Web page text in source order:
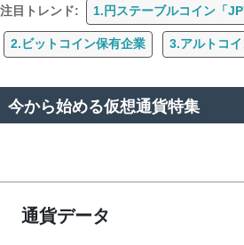
注目トレンド: 1.円ステーブルコイン「
2.ビットコイン保有企業 3.アルトコ
今から始める仮想通貨特集
通貨データ